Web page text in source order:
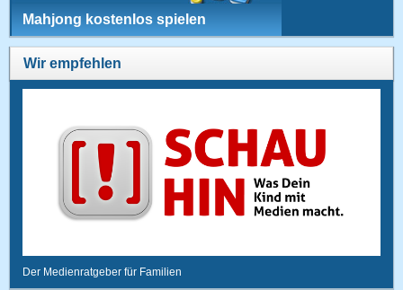
Mahjong kostenlos spielen
Wir empfehlen
Der Medienratgeber für Familien